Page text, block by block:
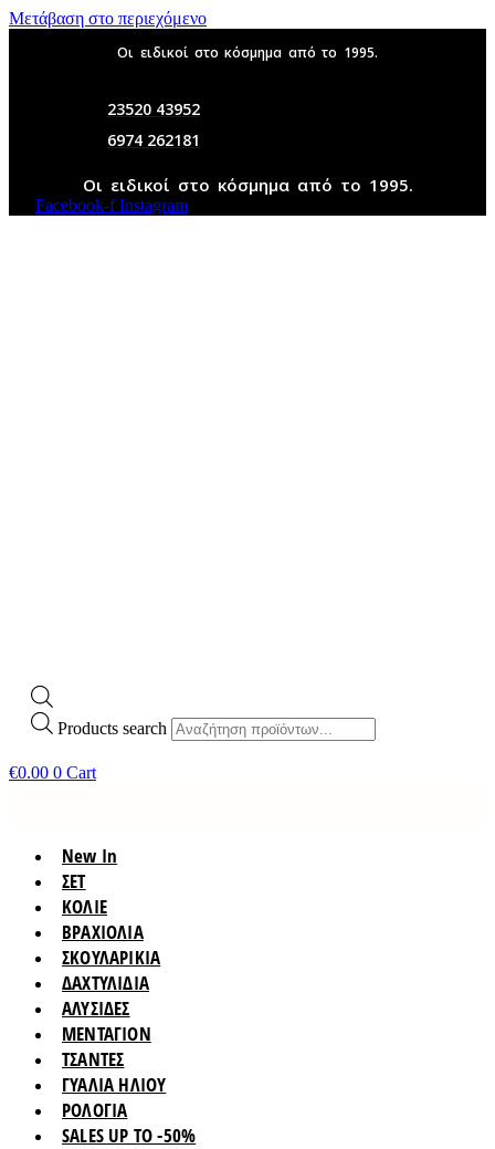
Μετάβαση στο περιεχόμενο
Οι ειδικοί στο κόσμημα από το 1995.
23520 43952
6974 262181
Οι ειδικοί στο κόσμημα από το 1995.
Facebook-f Instagram
Products search
€0.00 0 Cart
New In
ΣΕΤ
ΚΟΛΙΕ
ΒΡΑΧΙΟΛΙΑ
ΣΚΟΥΛΑΡΙΚΙΑ
ΔΑΧΤΥΛΙΔΙΑ
ΑΛΥΣΙΔΕΣ
ΜΕΝΤΑΓΙΟΝ
ΤΣΑΝΤΕΣ
ΓΥΑΛΙΑ ΗΛΙΟΥ
ΡΟΛΟΓΙΑ
SALES UP TO -50%